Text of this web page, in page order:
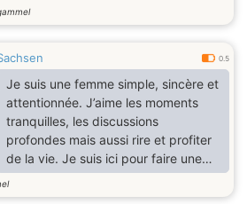
0.5
Je suis une femme simple, sincère et
attentionnée. J’aime les moments
tranquilles, les discussions
profondes mais aussi rire et profiter
de la vie. Je suis ici pour faire une
belle rencontre, basée sur le
respect, la complicité et des